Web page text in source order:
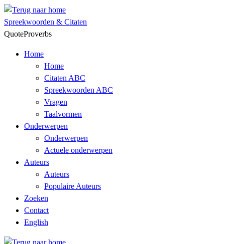
Skip
to
content
Spreekwoorden & Citaten
QuoteProverbs
Home
Home
Citaten ABC
Spreekwoorden ABC
Vragen
Taalvormen
Onderwerpen
Onderwerpen
Actuele onderwerpen
Auteurs
Auteurs
Populaire Auteurs
Zoeken
Contact
English